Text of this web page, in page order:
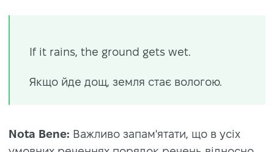
If it rains, the ground gets wet.
Якщо йде дощ, земля стає вологою.
Nota Bene: Важливо запам'ятати, що в усіх